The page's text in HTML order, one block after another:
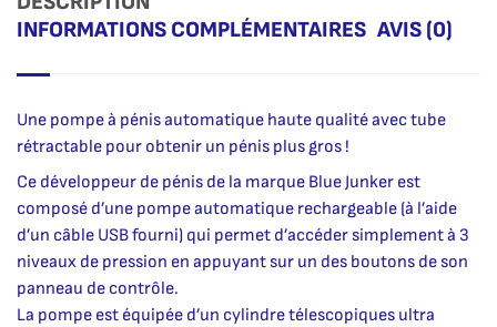
INFORMATIONS COMPLÉMENTAIRES AVIS (0)
Une pompe à pénis automatique haute qualité avec tube
rétractable pour obtenir un pénis plus gros !
Ce développeur de pénis de la marque Blue Junker est
composé d’une pompe automatique rechargeable (à l’aide
d’un câble USB fourni) qui permet d’accéder simplement à 3
niveaux de pression en appuyant sur un des boutons de son
panneau de contrôle.
La pompe est équipée d’un cylindre télescopiques ultra